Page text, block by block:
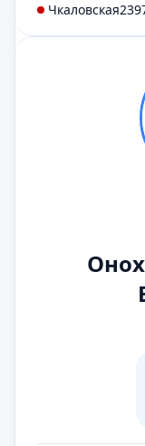
Чкаловская